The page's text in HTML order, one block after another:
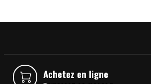
Achetez en ligne